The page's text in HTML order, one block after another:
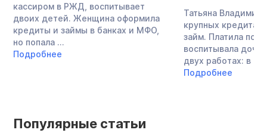
кассиром в РЖД, воспитывает
двоих детей. Женщина оформила
кредиты и займы в банках и МФО,
но попала ...
Подробнее
Татьяна
крупных кредита
займ. Платила по
воспитывала дочь,
двух работах: в ...
Подробнее
Популярные статьи